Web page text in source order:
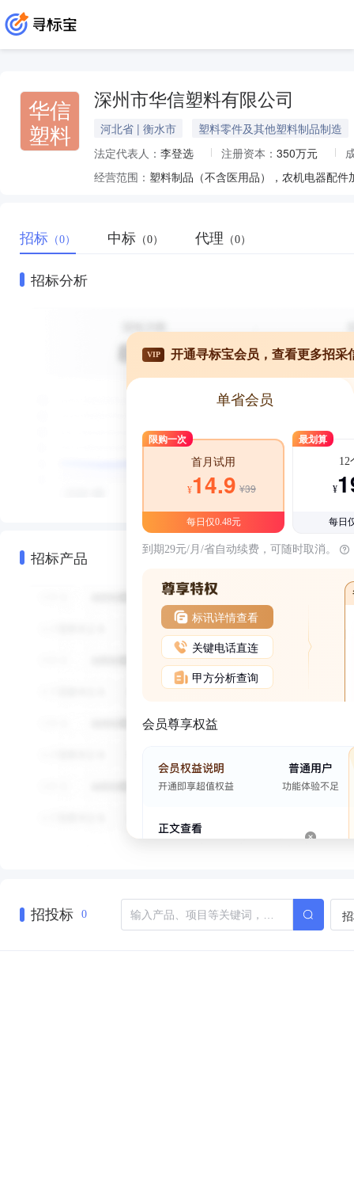
华信
塑料
深州市华信塑料有限公司
河北省 | 衡水市
塑料零件及其他塑料制品制造
法定代表人： 李登选 注册资本： 350万元
经营范围：
招标 （0） 中标 （0） 代理 （0）
招标分析
招标产品
VIP 开通寻标宝会员，查看更多招采
单省会员
限购一次
首月试用
¥14.9 ¥39
每日仅0.48元
最划算
12
¥
每日
到期29元/月/省自动续费，可随时取消。
标讯详情查看
关键电话直连
甲方分析查询
会员尊享权益
招投标 0